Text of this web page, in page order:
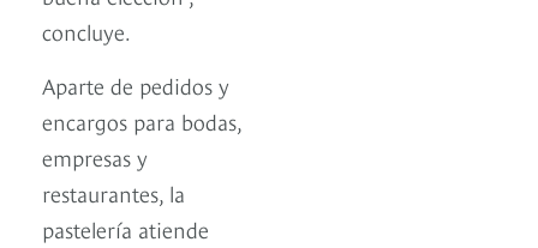
concluye.
Aparte de pedidos y
encargos para bodas,
empresas y
restaurantes, la
pastelería atiende